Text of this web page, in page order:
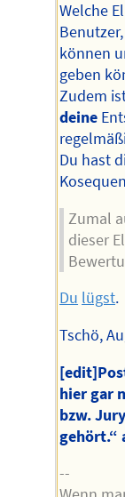
Welche
können
geben
Zudem
deine
Du hast
Zumal
dieser
Du lügst.
Tschö,
[edit]
hier gar
bzw.
gehört.“
--